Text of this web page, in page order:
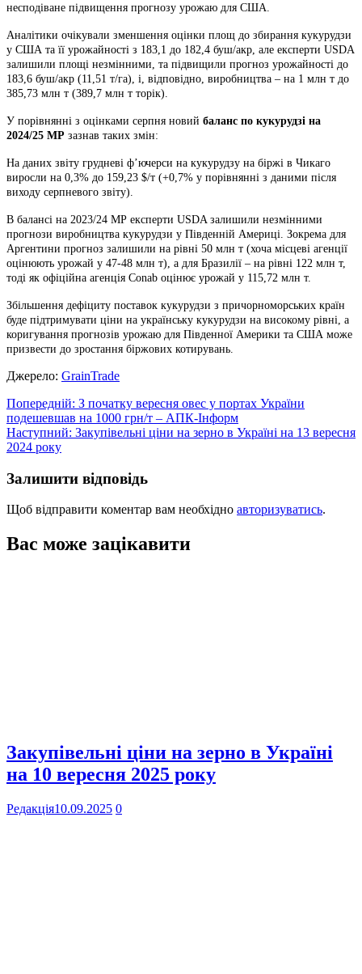
несподіване підвищення прогнозу урожаю для США.
Аналітики очікували зменшення оцінки площ до збирання кукурудзи
у США та її урожайності з 183,1 до 182,4 буш/акр, але експерти USDA
залишили площі незмінними, та підвищили прогноз урожайності до
183,6 буш/акр (11,51 т/га), і, відповідно, виробництва – на 1 млн т до
385,73 млн т (389,7 млн т торік).
У порівнянні з оцінками серпня новий баланс по кукурудзі на
2024/25 МР зазнав таких змін:
На даних звіту грудневі ф’ючерси на кукурудзу на біржі в Чикаго
виросли на 0,3% до 159,23 $/т (+0,7% у порівнянні з даними після
виходу серпневого звіту).
В балансі на 2023/24 МР експерти USDA залишили незмінними
прогнози виробництва кукурудзи у Південній Америці. Зокрема для
Аргентини прогноз залишили на рівні 50 млн т (хоча місцеві агенції
оцінюють урожай у 47-48 млн т), а для Бразилії – на рівні 122 млн т,
тоді як офіційна агенція Conab оцінює урожай у 115,72 млн т.
Збільшення дефіциту поставок кукурудзи з причорноморських країн
буде підтримувати ціни на українську кукурудзи на високому рівні, а
коригування прогнозів урожаю для Південної Америки та США може
призвести до зростання біржових котирувань.
Джерело: GrainTrade
Навігація
записів
Попередній: З початку вересня овес у портах України
подешевшав на 1000 грн/т – АПК-Інформ
Наступний: Закупівельні ціни на зерно в Україні на 13 вересня
2024 року
Залишити відповідь
Щоб відправити коментар вам необхідно авторизуватись.
Вас може зацікавити
Закупівельні ціни на зерно в Україні
на 10 вересня 2025 року
Редакція10.09.2025 0